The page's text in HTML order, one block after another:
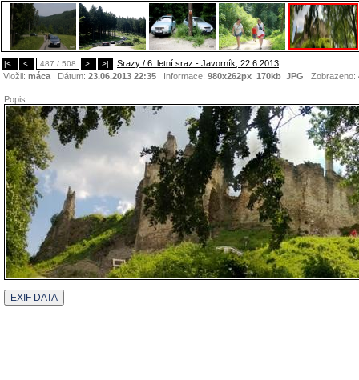
|< < 487 / 508 > >|
Srazy / 6. letní sraz - Javorník, 22.6.2013
Vložil: máca Dátum: 23.06.2013 22:35 Informace: 980x262px 170kb JPG Zobrazeno:
Popis: